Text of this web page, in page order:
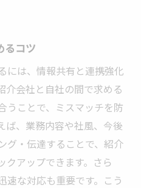
徹底比較
流れの違いを解説
派遣の特徴比較
なる流れのポイント
ぞれの活用場面
遣と異なる理由
るコツ
には、情報共有と連携強化
介会社と自社の間で求める
うことで、ミスマッチを防
ば、業務内容や社風、今後
グ・伝達することで、紹介
クアップできます。さら
速な対応も重要です。こう